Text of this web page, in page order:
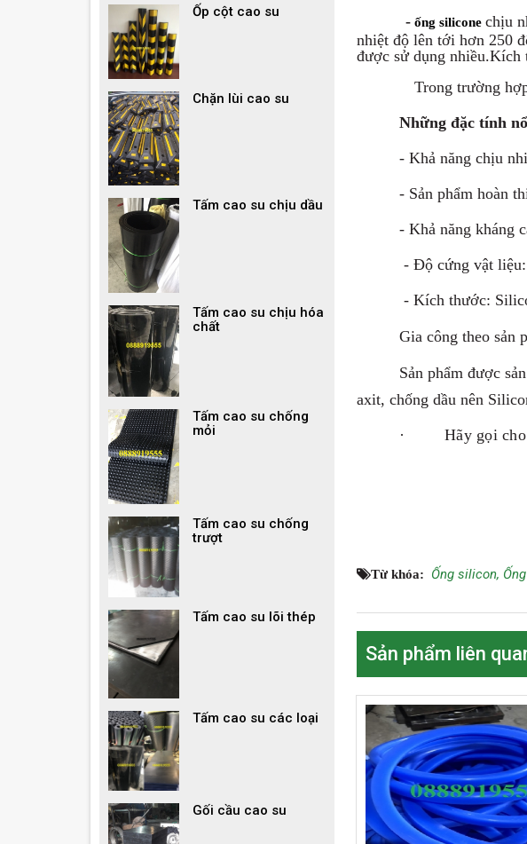
- ống silicone chịu
nhiệt độ lên tới hơn 250
được sử dụng nhiều.Kích
Trong trường hợp cần
Những đặc tính
- Khả năng chịu
- Sản phẩm hoàn
- Khả năng kháng
- Độ cứng vật liệu:
- Kích thước:
Gia công theo sản
Sản phẩm được
axit, chống dầu nên
·
Hãy gọi
Từ khóa: Ống silicon,
Sản phẩm liên
Ốp cột cao su
Chặn lùi cao su
Tấm cao su chịu dầu
Tấm cao su chịu hóa
chất
Tấm cao su chống
mỏi
Tấm cao su chống
trượt
Tấm cao su lõi thép
Tấm cao su các loại
Gối cầu cao su